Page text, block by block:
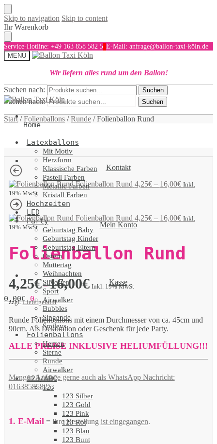
Skip to navigation Skip to content
Ihr Warenkorb
Service-Hotline: +49 163 858 582 5 E-Mail: anfrage@ballon-taxi-köln.de
MENU
Wir liefern alles rund um den Ballon!
Suchen nach: Suchen
Kontakt
Mein Konto
Kasse
0,00€ 0
Suchen nach: Suchen
Home
Latexballons
Mit Motiv
Herzform
Klassische Farben
Pastell Farben
Metallic Farben
Kristall Farben
Hochzeiten
LED
Party
Geburtstag Baby
Geburtstag Kinder
Geburtstag Eltern
Ostern
Muttertag
Weihnachten
Silvester
Sport
Airwalker
Bubbles
Singende
Smileys
Folienballons
Herzen
Sterne
Runde
Airwalker
123/ABC
123
123 Silber
123 Gold
123 Pink
123 Rot
123 Blau
123 Bunt
Start /Folienballons /Runde /Folienballon Rund
Folienballon Rund 4,25€– 16,00€ Inkl.
19% MwSt
Folienballon Rund 4,25€– 16,00€ Inkl.
19% MwSt
Folienballon Rund
4,25€–16,00€ Inkl. 19% MwSt
zzgl.Liefergebühr
Runde Folienballons mit einem Durchmesser von ca. 45cm und
90cm. Als Dekoration oder Geschenk für jede Party.
ALLE PREISE INKLUSIVE HELIUMFÜLLUNG!!!
Mengen Anfrage gerne auch als WhatsApp Nachricht:
01638585825.
1. E-Mail = Ihre Bestellung ist eingegangen.